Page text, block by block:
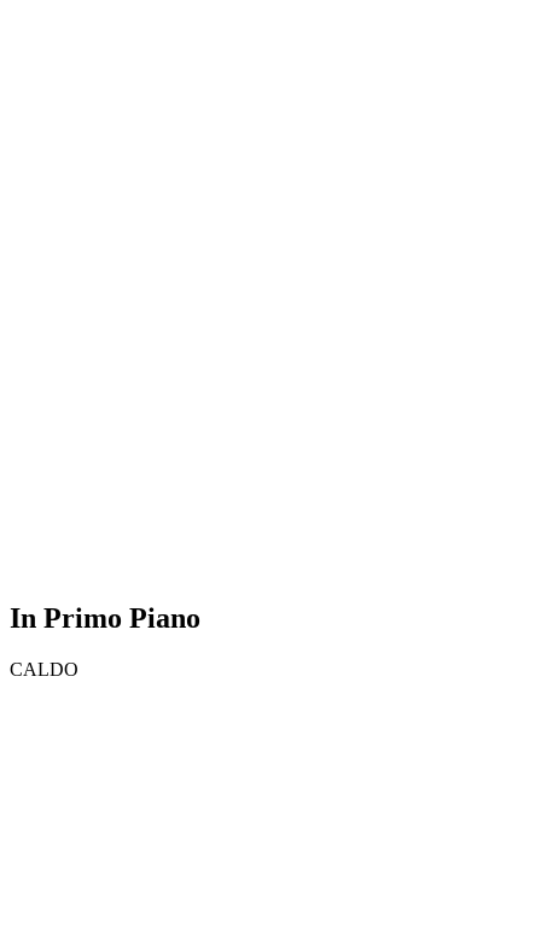
In Primo Piano
CALDO